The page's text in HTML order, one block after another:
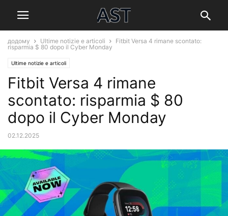
додому Ultime notizie e articoli
Fitbit Versa 4 rimane scontato:
risparmia $ 80 dopo il Cyber Monday
Ultime notizie e articoli
Fitbit Versa 4 rimane
scontato: risparmia $ 80
dopo il Cyber Monday
02.12.2025